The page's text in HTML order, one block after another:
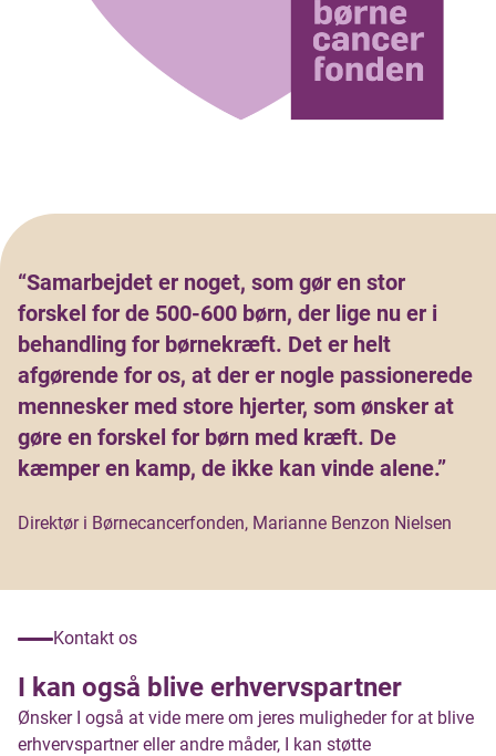
“Samarbejdet er noget, som gør en stor
forskel for de 500-600 børn, der lige nu er i
behandling for børnekræft. Det er helt
afgørende for os, at der er nogle passionerede
mennesker med store hjerter, som ønsker at
gøre en forskel for børn med kræft. De
kæmper en kamp, de ikke kan vinde alene.”
Direktør i Børnecancerfonden, Marianne Benzon Nielsen
Kontakt os
I kan også blive erhvervspartner
Ønsker I også at vide mere om jeres muligheder for at blive
erhvervspartner eller andre måder, I kan støtte